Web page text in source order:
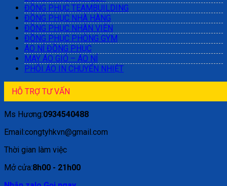
ĐỒNG PHỤC TEAMBUILDING
ĐỒNG PHỤC NHÀ HÀNG
ĐỒNG PHỤC NHÂN VIÊN
ĐỒNG PHỤC PHÒNG GYM
ÁO NỈ ĐỒNG PHỤC
MAY ÁO GIÓ – ÁO NỈ
PHÔI ÁO IN CHUYỂN NHIỆT
HỖ TRỢ TƯ VẤN
Ms Hương:0934540488
Email:congtyhkvn@gmail.com
Thời gian làm việc
Mở cửa:8h00 - 21h00